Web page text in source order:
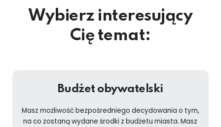
Wybierz interesujący
Cię temat:
Budżet obywatelski
Masz możliwość bezpośredniego decydowania o tym,
na co zostaną wydane środki z budżetu miasta. Masz